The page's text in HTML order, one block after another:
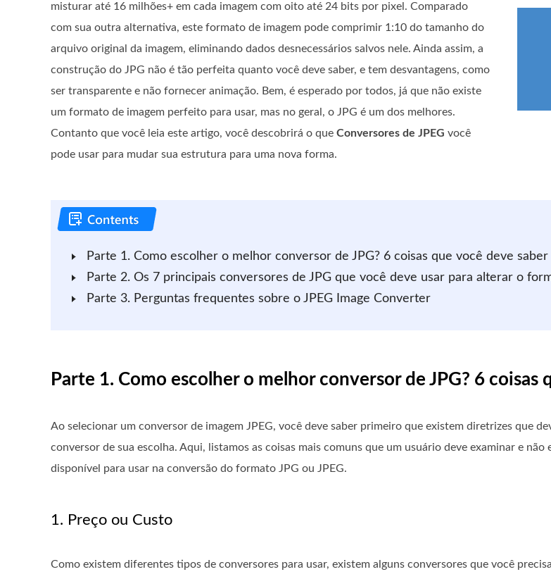
misturar até 16 milhões+ em cada imagem com oito até 24 bits por pixel. Comparado
com sua outra alternativa, este formato de imagem pode comprimir 1:10 do tamanho do
arquivo original da imagem, eliminando dados desnecessários salvos nele. Ainda assim, a
construção do JPG não é tão perfeita quanto você deve saber, e tem desvantagens, como
ser transparente e não fornecer animação. Bem, é esperado por todos, já que não existe
um formato de imagem perfeito para usar, mas no geral, o JPG é um dos melhores.
Contanto que você leia este artigo, você descobrirá o que Conversores de JPEG você
pode usar para mudar sua estrutura para uma nova forma.
Parte 1. Como escolher o melhor conversor de JPG? 6 coisas que você deve saber
Parte 2. Os 7 principais conversores de JPG que você deve usar para alterar o
Parte 3. Perguntas frequentes sobre o JPEG Image Converter
Parte 1. Como escolher o melhor conversor de JPG? 6 coisas
Ao selecionar um conversor de imagem JPEG, você deve saber primeiro que existem diretrizes que
conversor de sua escolha. Aqui, listamos as coisas mais comuns que um usuário deve examinar e
disponível para usar na conversão do formato JPG ou JPEG.
1. Preço ou Custo
Como existem diferentes tipos de conversores para usar, existem alguns conversores que você